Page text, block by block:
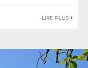
LIRE PLUS